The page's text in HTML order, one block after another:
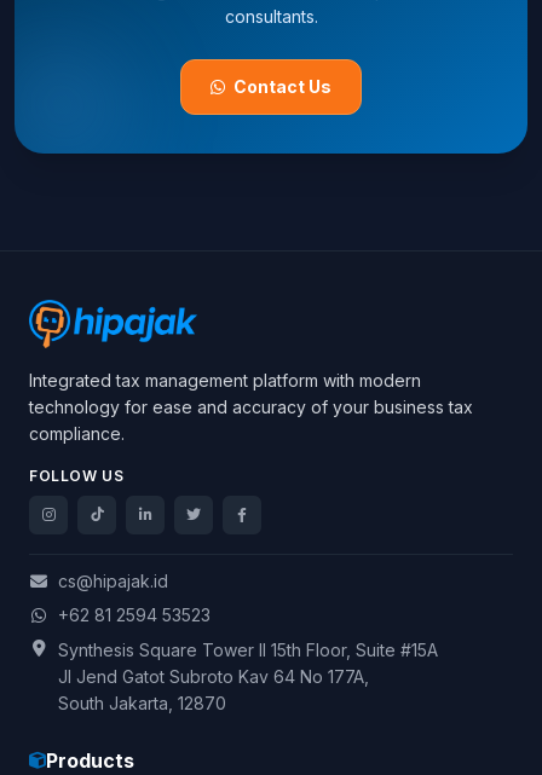
consultants.
Contact Us
Integrated tax management platform with modern
technology for ease and accuracy of your business tax
compliance.
FOLLOW US
cs@hipajak.id
+62 81 2594 53523
Synthesis Square Tower II 15th Floor, Suite #15A
Jl Jend Gatot Subroto Kav 64 No 177A,
South Jakarta, 12870
Products